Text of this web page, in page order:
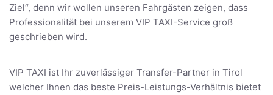
Ziel“, denn wir wollen unseren Fahrgästen zeigen, dass
Professionalität bei unserem VIP TAXI-Service groß
geschrieben wird.
VIP TAXI ist Ihr zuverlässiger Transfer-Partner in Tirol
welcher Ihnen das beste Preis-Leistungs-Verhältnis bietet